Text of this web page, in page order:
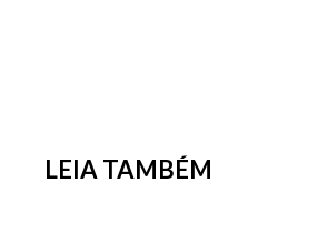
LEIA TAMBÉM